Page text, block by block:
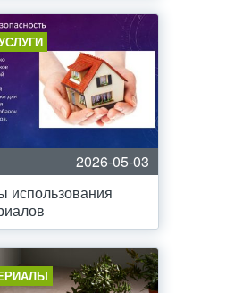
2026-05-03
использования